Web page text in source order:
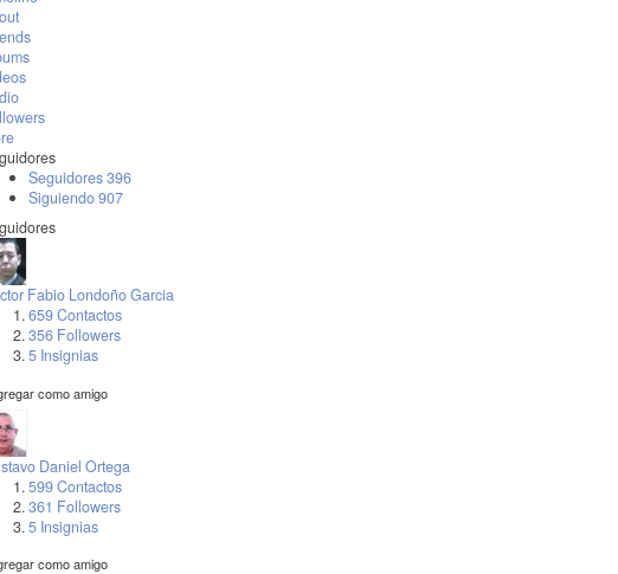
Seguidores396
Siguiendo907
Fabio Londoño Garcia
659 Contactos
356 Followers
5 Insignias
como amigo
Daniel Ortega
599 Contactos
361 Followers
5 Insignias
como amigo